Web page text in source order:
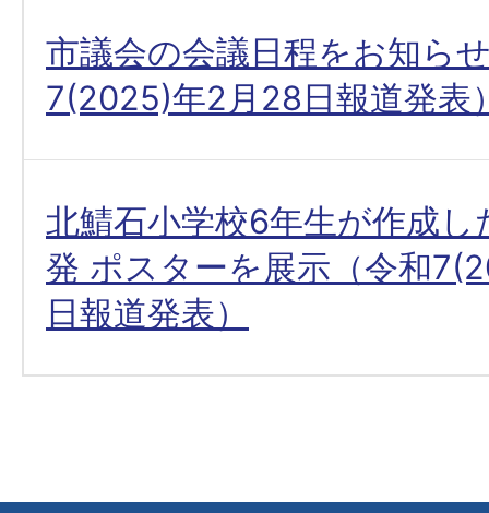
市議会の会議日程をお知ら
7(2025)年2月28日報道発表
北鯖石小学校6年生が作成し
発 ポスターを展示（令和
日報道発表）